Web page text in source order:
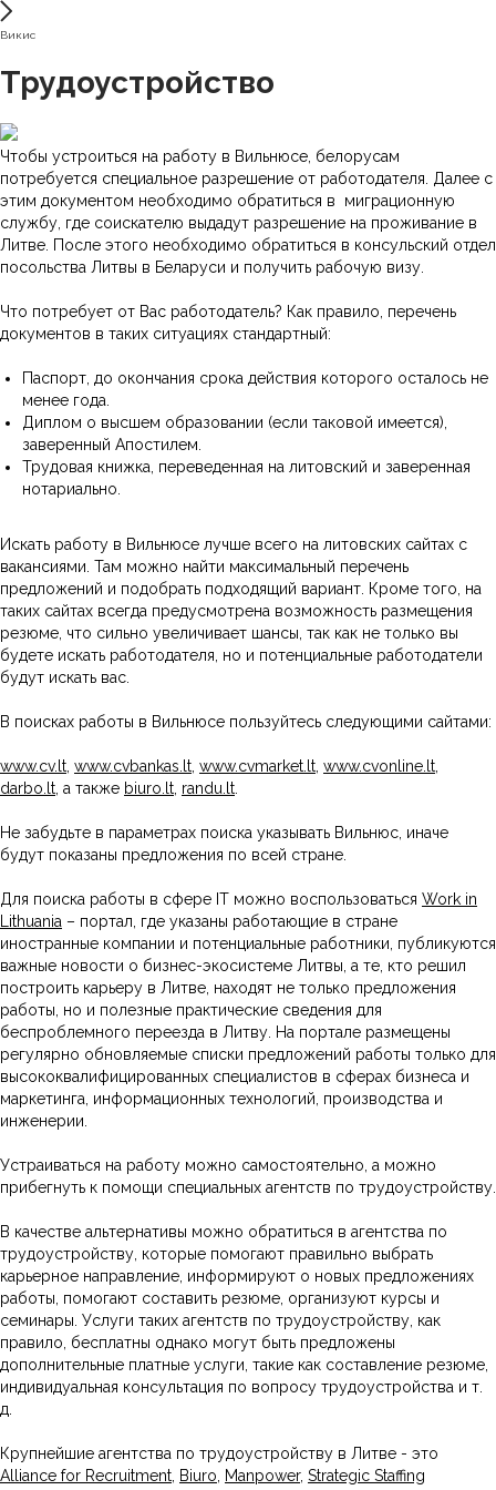
Викис
Трудоустройство
Чтобы устроиться на работу в Вильнюсе, белорусам
потребуется специальное разрешение от работодателя. Далее с
этим документом необходимо обратиться в миграционную
службу, где соискателю выдадут разрешение на проживание в
Литве. После этого необходимо обратиться в консульский отдел
посольства Литвы в Беларуси и получить рабочую визу.
Что потребует от Вас работодатель? Как правило, перечень
документов в таких ситуациях стандартный:
Паспорт, до окончания срока действия которого осталось не
менее года.
Диплом о высшем образовании (если таковой имеется),
заверенный Апостилем.
Трудовая книжка, переведенная на литовский и заверенная
нотариально.
Искать работу в Вильнюсе лучше всего на литовских сайтах с
вакансиями. Там можно найти максимальный перечень
предложений и подобрать подходящий вариант. Кроме того, на
таких сайтах всегда предусмотрена возможность размещения
резюме, что сильно увеличивает шансы, так как не только вы
будете искать работодателя, но и потенциальные работодатели
будут искать вас.
В поисках работы в Вильнюсе пользуйтесь следующими сайтами:
www.cv.lt www.cvbankas.lt www.cvmarket.lt www.cvonline.lt
darbo.lt , а также biuro.lt randu.lt
Не забудьте в параметрах поиска указывать Вильнюс, иначе
будут показаны предложения по всей стране.
Для поиска работы в сфере IT можно воспользоваться Work in
Lithuania – портал, где указаны работающие в стране
иностранные компании и потенциальные работники, публикуются
важные новости о бизнес-экосистеме Литвы, а те, кто решил
построить карьеру в Литве, находят не только предложения
работы, но и полезные практические сведения для
беспроблемного переезда в Литву. На портале размещены
регулярно обновляемые списки предложений работы только для
высококвалифицированных специалистов в сферах бизнеса и
маркетинга, информационных технологий, производства и
инженерии.
Устраиваться на работу можно самостоятельно, а можно
прибегнуть к помощи специальных агентств по трудоустройству.
В качестве альтернативы можно обратиться в агентства по
трудоустройству, которые помогают правильно выбрать
карьерное направление, информируют о новых предложениях
работы, помогают составить резюме, организуют курсы и
семинары. Услуги таких агентств по трудоустройству, как
правило, бесплатны однако могут быть предложены
дополнительные платные услуги, такие как составление резюме,
индивидуальная консультация по вопросу трудоустройства и т.
д.
Крупнейшие агентства по трудоустройству в Литве - это
Alliance for Recruitment Biuro Manpower, Strategic Staffing